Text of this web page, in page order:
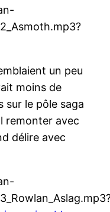
un peu
moins de
sur le pôle saga
remonter avec
délire avec